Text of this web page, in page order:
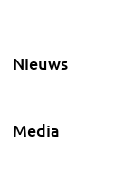
Nieuws
Media